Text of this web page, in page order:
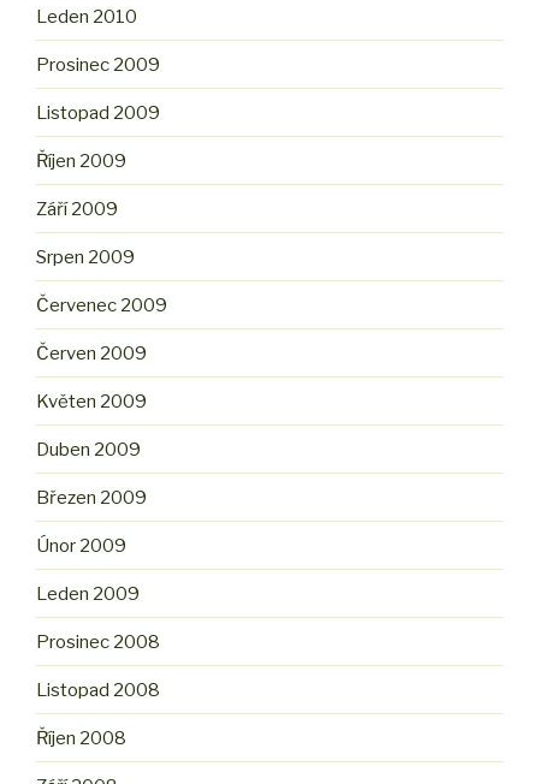
Leden 2010
Prosinec 2009
Listopad 2009
Říjen 2009
Září 2009
Srpen 2009
Červenec 2009
Červen 2009
Květen 2009
Duben 2009
Březen 2009
Únor 2009
Leden 2009
Prosinec 2008
Listopad 2008
Říjen 2008